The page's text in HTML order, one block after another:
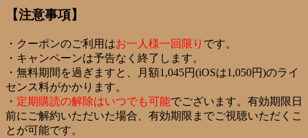
【注意事項】
・クーポンのご利用はお一人様一回限り です。
・キャンペーンは予告なく終了します。
・無料期間を過ぎますと、月額1,045円(iOSは1,050円)のライ
センス料がかかります。
・ 定期購読の解除はいつでも可能でございます。有効期限日
前にご解約いただいた場合、有効期限までご視聴いただくこ
とが可能です。